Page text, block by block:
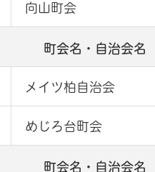
向山町会
町会名・自治会名
メイツ柏自治会
めじろ台町会
町会名・自治会名